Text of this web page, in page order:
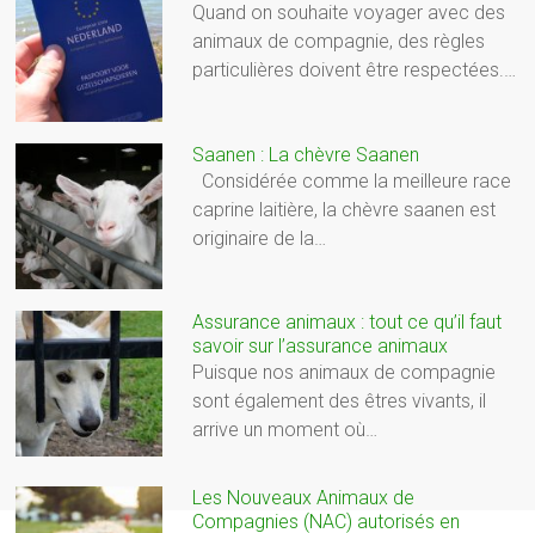
Quand on souhaite voyager avec des
animaux de compagnie, des règles
particulières doivent être respectées.…
Saanen : La chèvre Saanen
Considérée comme la meilleure race
caprine laitière, la chèvre saanen est
originaire de la…
Assurance animaux : tout ce qu’il faut
savoir sur l’assurance animaux
Puisque nos animaux de compagnie
sont également des êtres vivants, il
arrive un moment où…
Les Nouveaux Animaux de
Compagnies (NAC) autorisés en